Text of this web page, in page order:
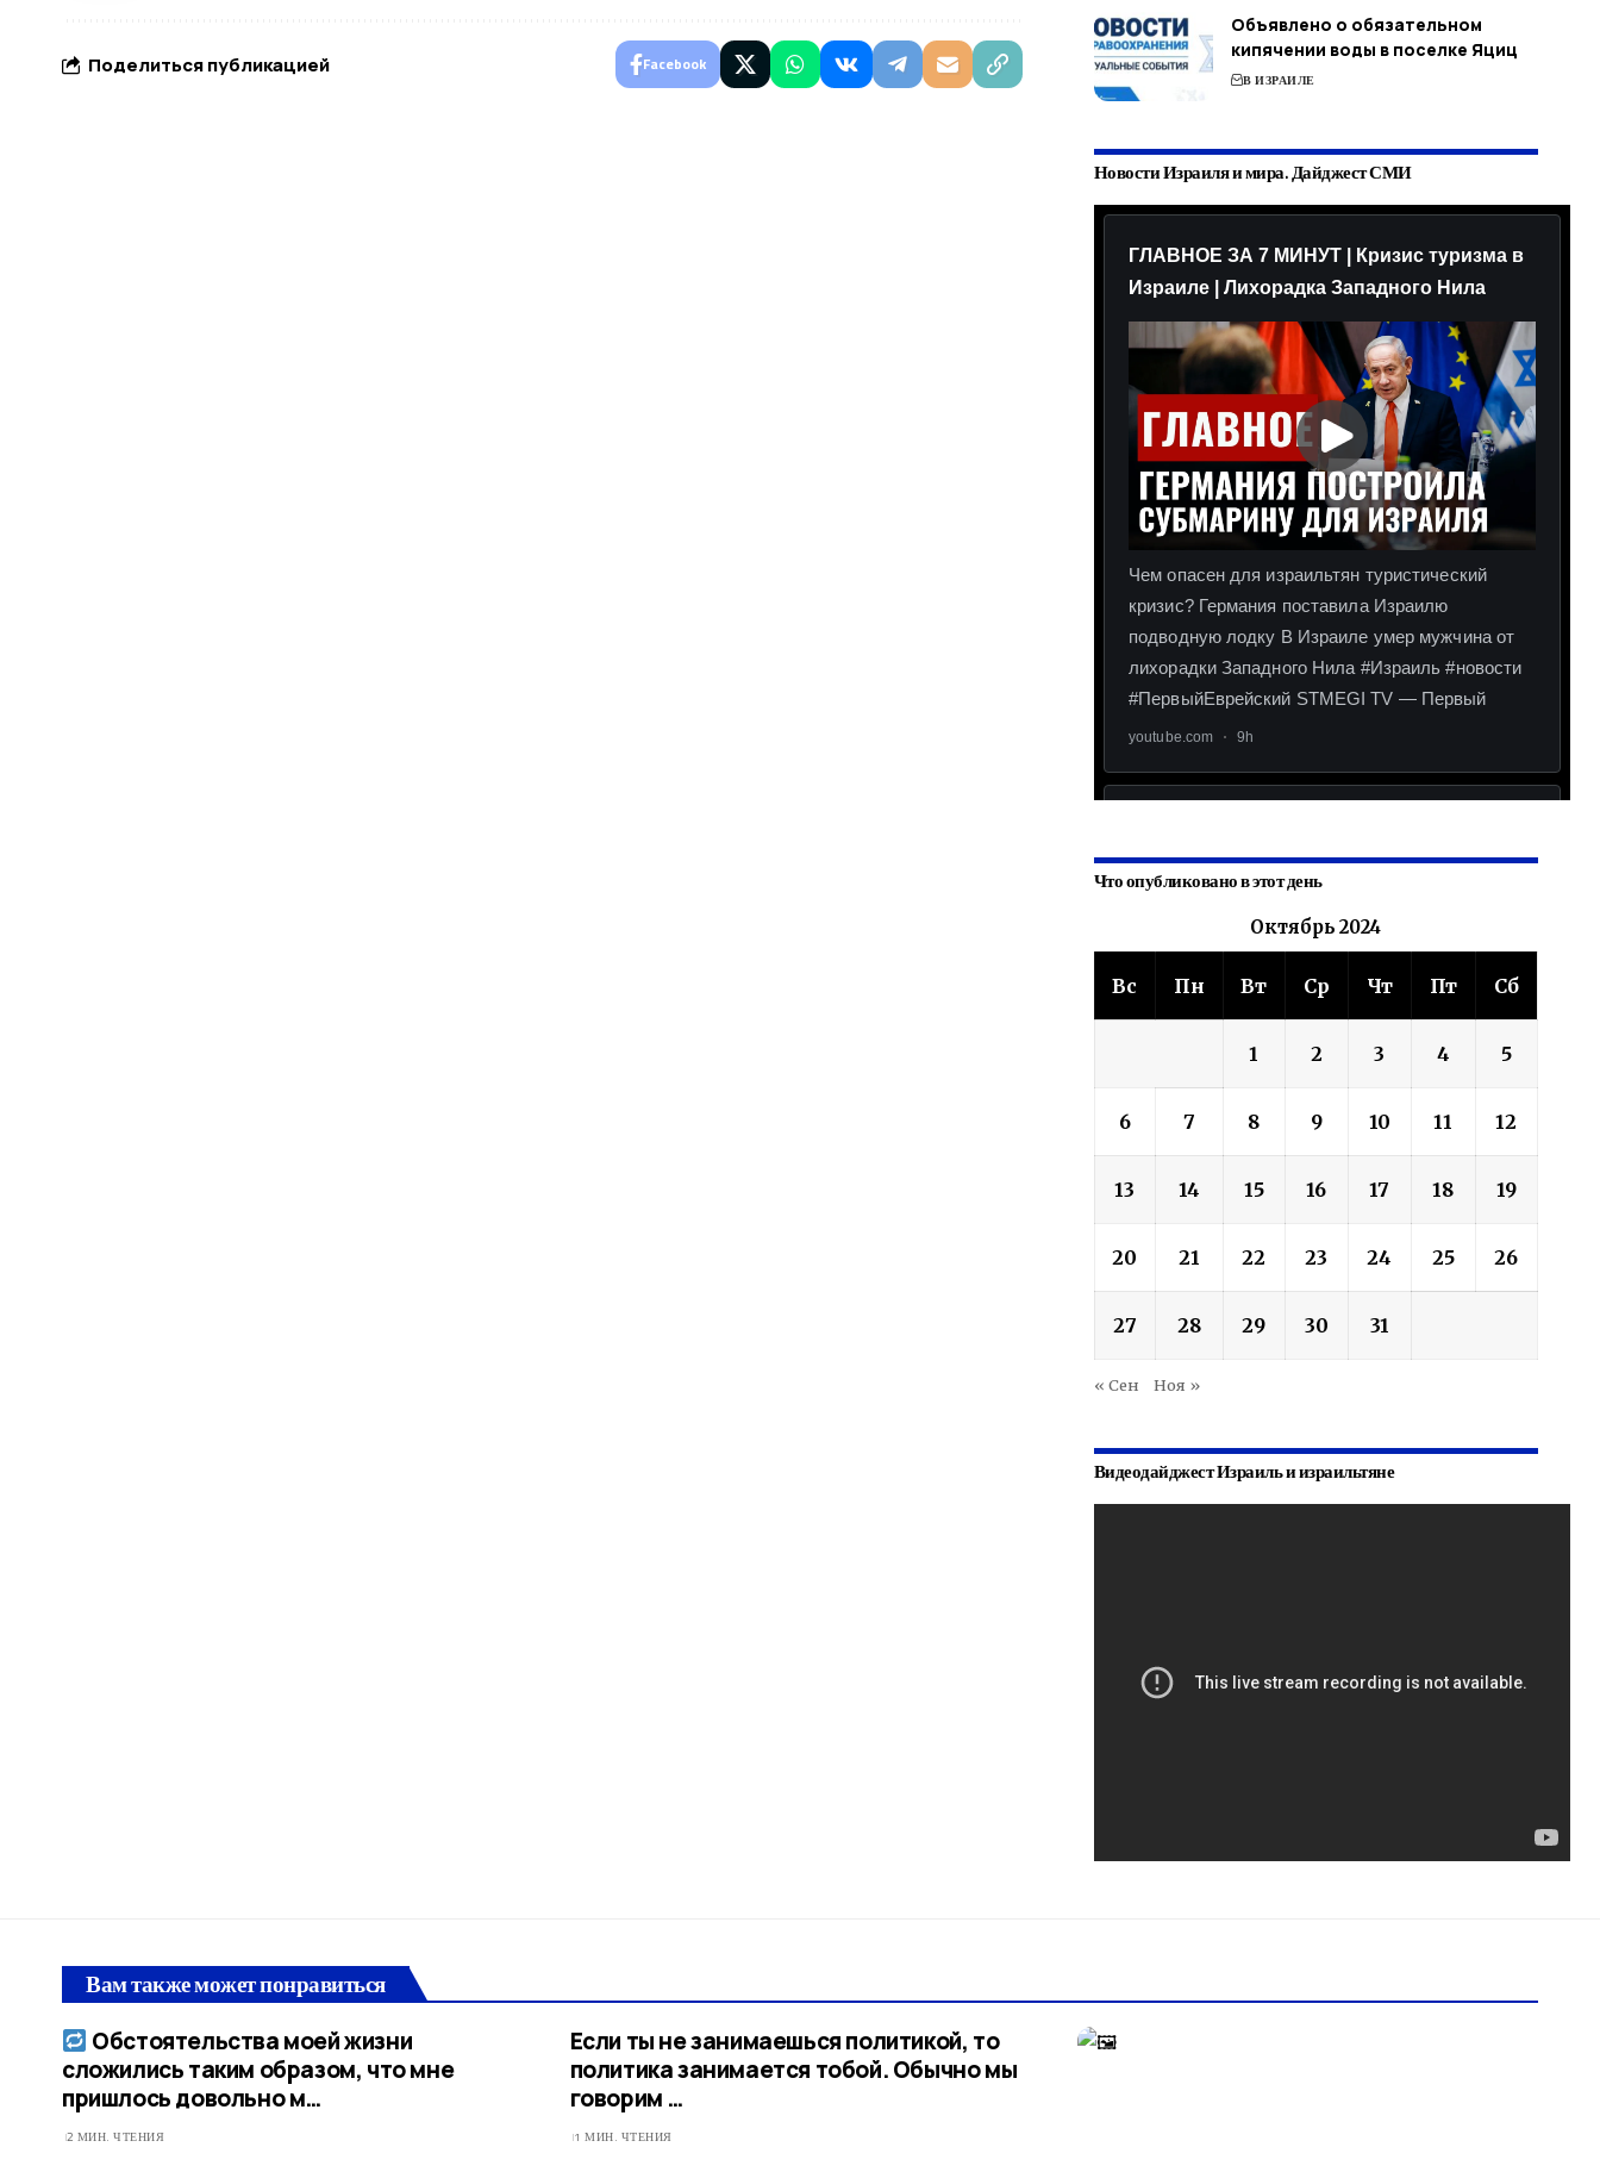
Поделиться публикацией Facebook
Объявлено о обязательном
кипячении воды в поселке Яциц
В ИЗРАИЛЕ
Новости Израиля и мира. Дайджест СМИ
Что опубликовано в этот день
Октябрь 2024
Вс Пн Вт Ср Чт Пт Сб
1 2 3 4 5
6 7 8 9 10 11 12
13 14 15 16 17 18 19
20 21 22 23 24 25 26
27 28 29 30 31
« Сен Ноя »
Видеодайджест Израиль и израильтяне
Вам также может понравиться
Обстоятельства моей жизни
сложились таким образом, что мне
пришлось довольно м…
2 МИН. ЧТЕНИЯ
Если ты не занимаешься политикой, то
политика занимается тобой. Обычно мы
говорим …​
1 МИН. ЧТЕНИЯ